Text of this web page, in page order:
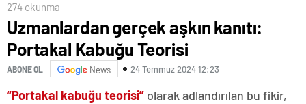
274 okunma
Uzmanlardan gerçek aşkın kanıtı:
Portakal Kabuğu Teorisi
ABONE OL News 24 Temmuz 2024 12:23
“Portakal kabuğu teorisi” olarak adlandırılan bu fikir,